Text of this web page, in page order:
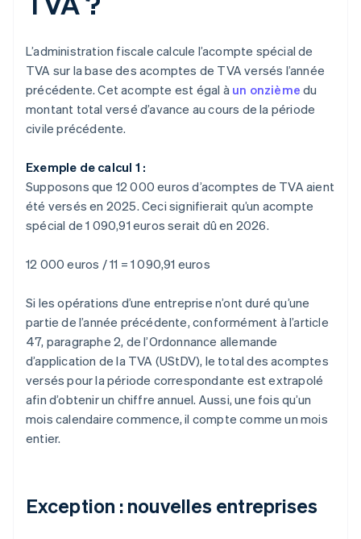
L’administration fiscale calcule l’acompte spécial de
TVA sur la base des acomptes de TVA versés l’année
précédente. Cet acompte est égal à un onzième du
montant total versé d’avance au cours de la période
civile précédente.
Exemple de calcul 1 :
Supposons que 12 000 euros d’acomptes de TVA aient
été versés en 2025. Ceci signifierait qu’un acompte
spécial de 1 090,91 euros serait dû en 2026.
12 000 euros / 11 = 1 090,91 euros
Si les opérations d’une entreprise n’ont duré qu’une
partie de l’année précédente, conformément à l’article
47, paragraphe 2, de l’Ordonnance allemande
d’application de la TVA (UStDV), le total des acomptes
versés pour la période correspondante est extrapolé
afin d’obtenir un chiffre annuel. Aussi, une fois qu’un
mois calendaire commence, il compte comme un mois
entier.
Exception : nouvelles entreprises